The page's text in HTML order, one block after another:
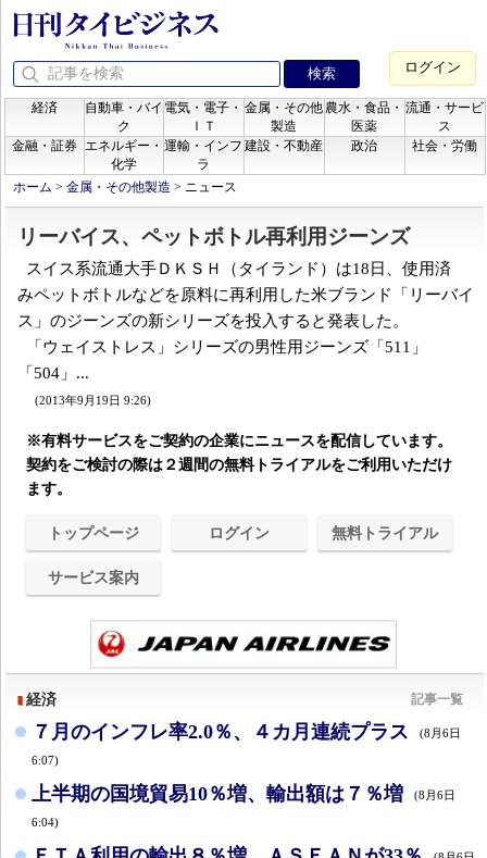
ログイン
経済
自動車・バイ
ク
電気・電子・
ＩＴ
金属・その他
製造
農水・食品・
医薬
流通・サービ
ス
金融・証券
エネルギー・
化学
運輸・インフ
ラ
建設・不動産 政治 社会・労働
ホーム > 金属・その他製造 > ニュース
リーバイス、ペットボトル再利用ジーンズ
スイス系流通大手ＤＫＳＨ（タイランド）は18日、使用済
みペットボトルなどを原料に再利用した米ブランド「リーバイ
ス」のジーンズの新シリーズを投入すると発表した。
「ウェイストレス」シリーズの男性用ジーンズ「511」
「504」...
(2013年9月19日 9:26)
※有料サービスをご契約の企業にニュースを配信しています。
契約をご検討の際は２週間の無料トライアルをご利用いただけ
ます。
トップページ ログイン 無料トライアル
サービス案内
経済 記事一覧
７月のインフレ率2.0％、４カ月連続プラス (8月6日
6:07)
上半期の国境貿易10％増、輸出額は７％増 (8月6日
6:04)